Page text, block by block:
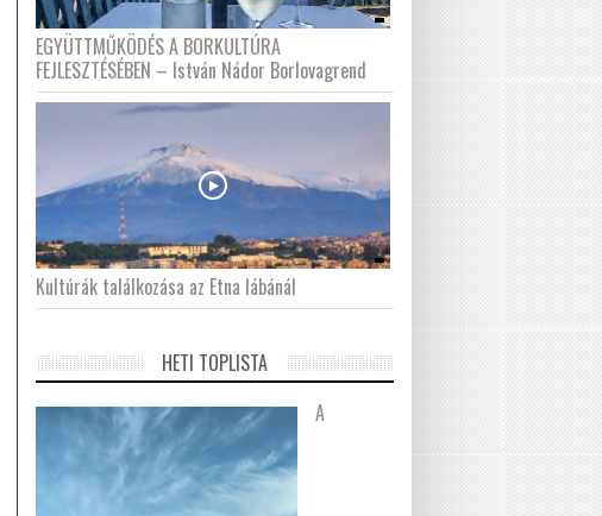
EGYÜTTMŰKÖDÉS A BORKULTÚRA
FEJLESZTÉSÉBEN – István Nádor Borlovagrend
Kultúrák találkozása az Etna lábánál
HETI TOPLISTA
A